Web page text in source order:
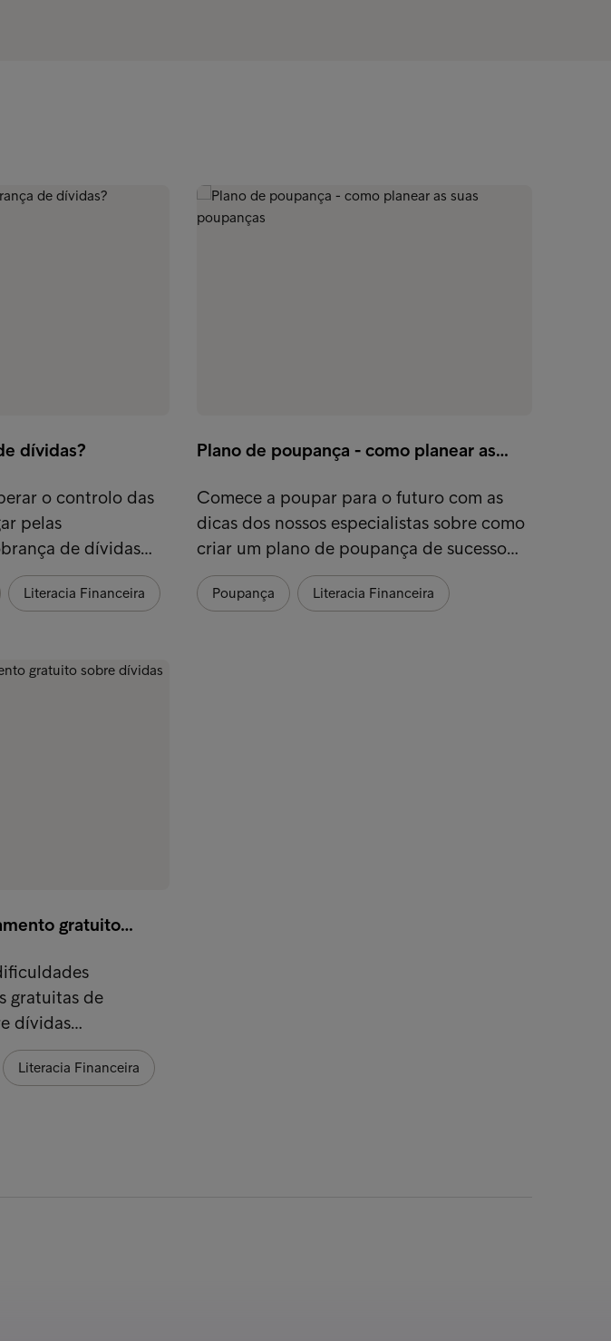
dívidas?
o controlo das
pelas
de dívidas…
Literacia Financeira
Plano de poupança - como planear as…
Comece a poupar para o futuro com as
dicas dos nossos especialistas sobre como
criar um plano de poupança de sucesso…
Poupança Literacia Financeira
gratuito…
gratuitas de
dívidas…
Literacia Financeira